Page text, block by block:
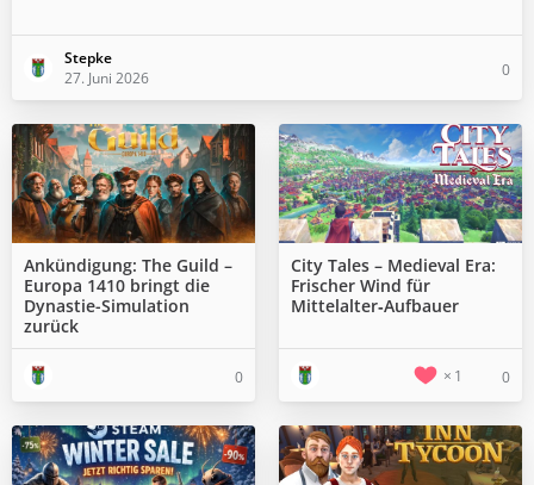
Stepke
27. Juni 2026
0
Ankündigung: The Guild –
Europa 1410 bringt die
Dynastie-Simulation
zurück
0
City Tales – Medieval Era:
Frischer Wind für
Mittelalter‑Aufbauer
1 0